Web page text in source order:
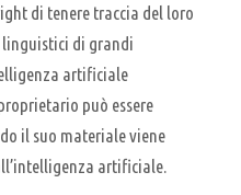
di tenere traccia del loro
di grandi
artificiale
può essere
il suo materiale viene
artificiale.